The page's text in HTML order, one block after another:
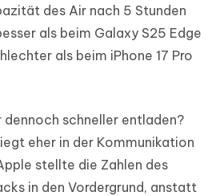
des Air nach 5 Stunden
als beim Galaxy S25 Edge
als beim iPhone 17 Pro
schneller entladen?
eher in der Kommunikation
stellte die Zahlen des
in den Vordergrund, anstatt